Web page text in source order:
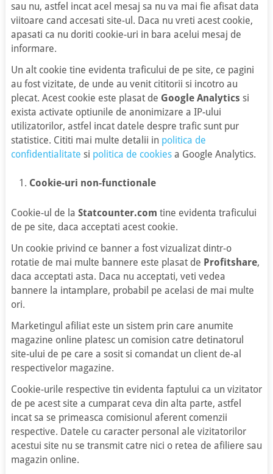
sau nu, astfel incat acel mesaj sa nu va mai fie afisat data
viitoare cand accesati site-ul. Daca nu vreti acest cookie,
apasati ca nu doriti cookie-uri in bara acelui mesaj de
informare.
Un alt cookie tine evidenta traficului de pe site, ce pagini
au fost vizitate, de unde au venit cititorii si incotro au
plecat. Acest cookie este plasat de Google Analytics si
exista activate optiunile de anonimizare a IP-ului
utilizatorilor, astfel incat datele despre trafic sunt pur
statistice. Cititi mai multe detalii in politica de
confidentialitate si politica de cookiesa Google Analytics.
Cookie-uri non-functionale
Cookie-ul de la Statcounter.com tine evidenta traficului
de pe site, daca acceptati acest cookie.
Un cookie privind ce banner a fost vizualizat dintr-o
rotatie de mai multe bannere este plasat de Profitshare,
daca acceptati asta. Daca nu acceptati, veti vedea
bannere la intamplare, probabil pe acelasi de mai multe
ori.
Marketingul afiliat este un sistem prin care anumite
magazine online platesc un comision catre detinatorul
site-ului de pe care a sosit si comandat un client de-al
respectivelor magazine.
Cookie-urile respective tin evidenta faptului ca un vizitator
de pe acest site a cumparat ceva din alta parte, astfel
incat sa se primeasca comisionul aferent comenzii
respective. Datele cu caracter personal ale vizitatorilor
acestui site nu se transmit catre nici o retea de afiliere sau
magazin online.